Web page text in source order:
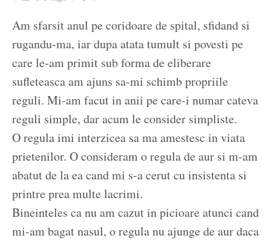
Am sfarsit anul pe coridoare de spital, sfidand si
rugandu-ma, iar dupa atata tumult si povesti pe
care le-am primit sub forma de eliberare
sufleteasca am ajuns sa-mi schimb propriile
reguli. Mi-am facut in anii pe care-i numar cateva
reguli simple, dar acum le consider simpliste.
O regula imi interzicea sa ma amestesc in viata
prietenilor. O consideram o regula de aur si m-am
abatut de la ea cand mi s-a cerut cu insistenta si
printre prea multe lacrimi.
Bineinteles ca nu am cazut in picioare atunci cand
mi-am bagat nasul, o regula nu ajunge de aur daca